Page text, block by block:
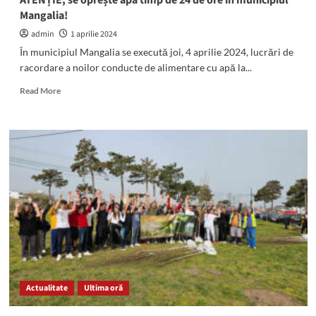
și
Crișan
din
Mangalia!
admin
1 aprilie 2024
În municipiul Mangalia se execută joi, 4 aprilie 2024, lucrări de
racordare a noilor conducte de alimentare cu apă la...
Read MoreRead
ATENȚIE,
oprește
apa
timp
de
24
de
ore
în
municipiul
Mangalia!
Actualitate Ultima oră